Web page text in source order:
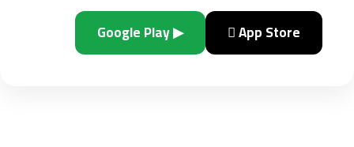
 App Store
▶ Google Play